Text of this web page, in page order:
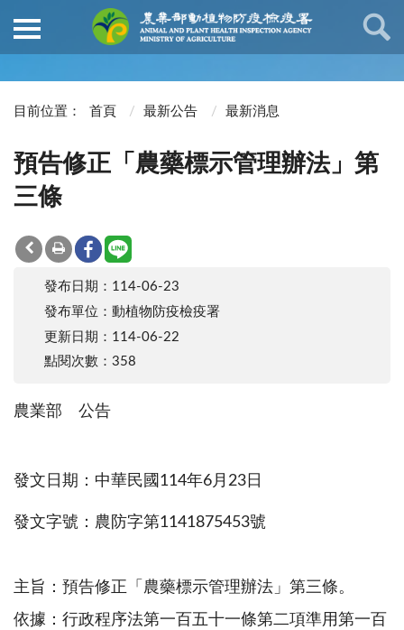
首頁 最新公告 最新消息
預告修正「農藥標示管理辦法」第
三條
列印
facebook
line
發布日期：114-06-23
發布單位：動植物防疫檢疫署
更新日期：114-06-22
點閱次數：358
農業部 公告
發文日期：中華民國114年6月23日
發文字號：農防字第1141875453號
主旨：預告修正「農藥標示管理辦法」第三條。
依據：行政程序法第一百五十一條第二項準用第一百